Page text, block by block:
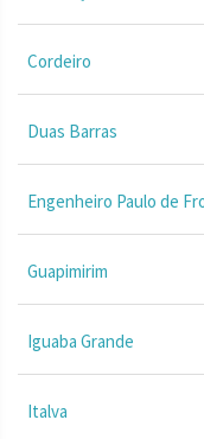
Cordeiro
Duas Barras
Engenheiro Paulo de
Guapimirim
Iguaba Grande
Italva